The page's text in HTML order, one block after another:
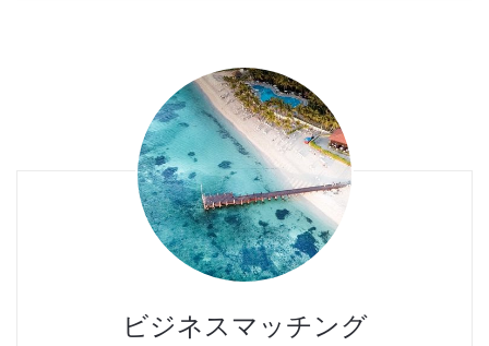
ビジネスマッチング